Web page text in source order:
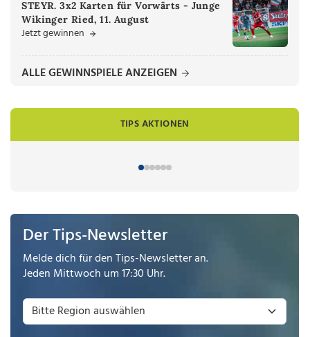
STEYR. 3x2 Karten für Vorwärts - Junge
Wikinger Ried, 11. August
Jetzt gewinnen
ALLE GEWINNSPIELE ANZEIGEN
TIPS AKTIONEN
Der Tips-Newsletter
Melde dich für den Tips-Newsletter an.
Jeden Mittwoch um 17:30 Uhr.